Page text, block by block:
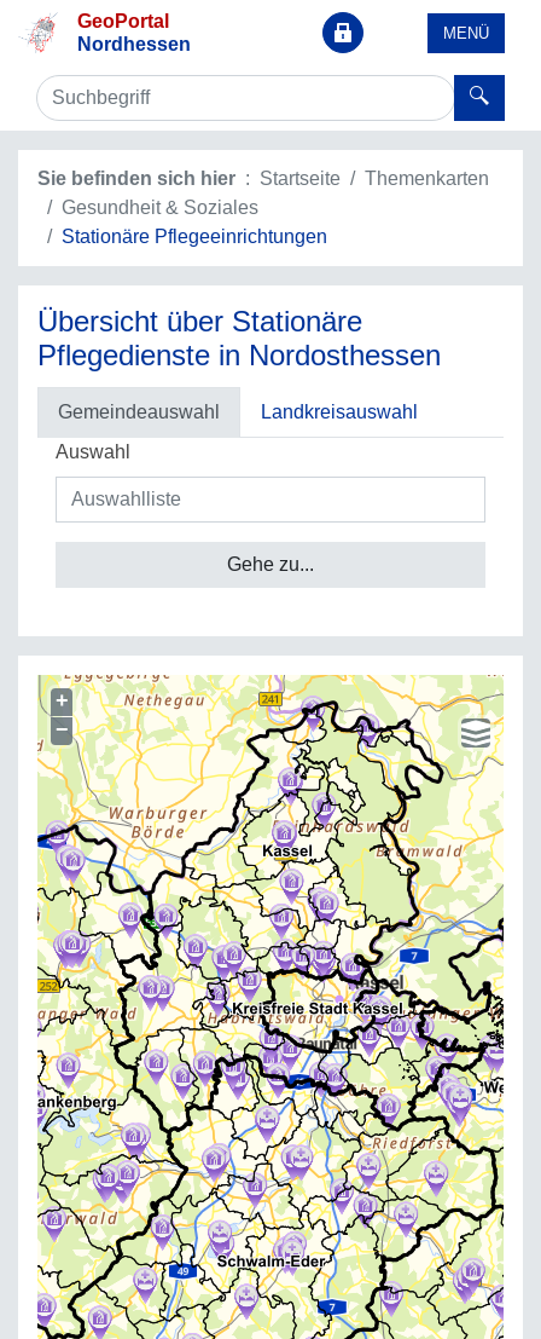
GeoPortal
Nordhessen
MENÜ
Sie befinden sich hier Startseite
Themenkarten
Gesundheit & Soziales
Stationäre Pflegeeinrichtungen
Übersicht über Stationäre
Pflegedienste in Nordosthessen
Gemeindeauswahl
Landkreisauswahl
Auswahl
Gehe zu...
+
−